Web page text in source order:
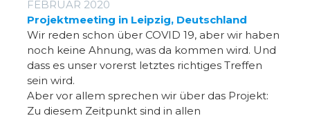
FEBRUAR 2020
Projektmeeting in Leipzig, Deutschland
Wir reden schon über COVID 19, aber wir haben
noch keine Ahnung, was da kommen wird. Und
dass es unser vorerst letztes richtiges Treffen
sein wird.
Aber vor allem sprechen wir über das Projekt:
Zu diesem Zeitpunkt sind in allen